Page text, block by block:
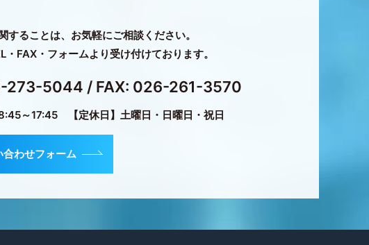
することは、お気軽にご相談ください。
・FAX・フォームより受け付けております。
273-5044 / FAX: 026-261-3570
8:45～17:45 【定休日】土曜日・日曜日・祝日
合わせフォーム